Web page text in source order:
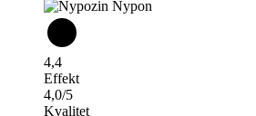
4,4
Effekt
4,0/5
Kvalitet